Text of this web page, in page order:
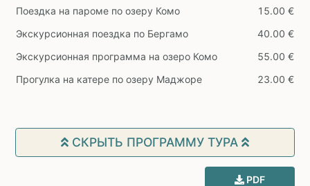
Поездка на пароме по озеру Комо
15.00 €
Экскурсионная поездка по Бергамо
40.00 €
Экскурсионная программа на озеро Комо
55.00 €
Прогулка на катере по озеру Маджоре
23.00 €
СКРЫТЬ ПРОГРАММУ ТУРА
PDF